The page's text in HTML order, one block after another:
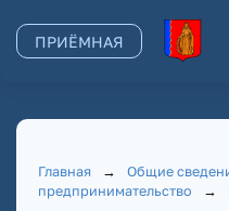
ПРИЁМНАЯ
Главная → Общие
предпринимательство
→